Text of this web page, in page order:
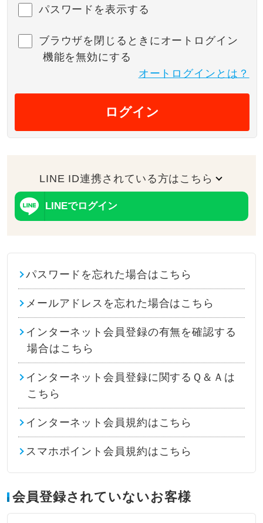
パスワードを表示する
ブラウザを閉じるときにオートログイン
機能を無効にする
オートログインとは？
ログイン
LINE ID連携されている方はこちら
LINEでログイン
パスワードを忘れた場合はこちら
メールアドレスを忘れた場合はこちら
インターネット会員登録の有無を確認する
場合はこちら
インターネット会員登録に関するＱ＆Ａは
こちら
インターネット会員規約はこちら
スマホポイント会員規約はこちら
会員登録されていないお客様